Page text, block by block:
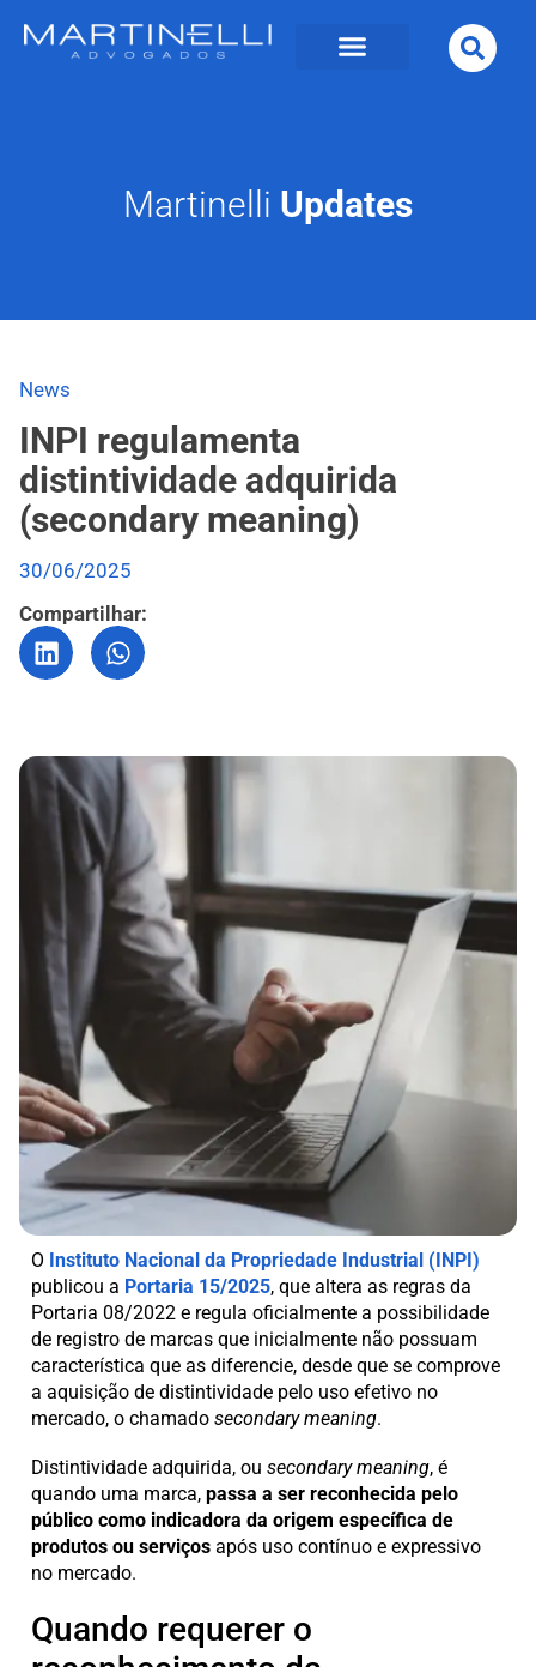
Martinelli Updates
News
INPI regulamenta
distintividade adquirida
(secondary meaning)
30/06/2025
Compartilhar:
O Instituto Nacional da Propriedade Industrial (INPI)
publicou a Portaria 15/2025, que altera as regras da
Portaria 08/2022 e regula oficialmente a possibilidade
de registro de marcas que inicialmente não possuam
característica que as diferencie, desde que se comprove
a aquisição de distintividade pelo uso efetivo no
mercado, o chamado secondary meaning.
Distintividade adquirida, ou secondary meaning, é
quando uma marca, passa a ser reconhecida pelo
público como indicadora da origem específica de
produtos ou serviços após uso contínuo e expressivo
no mercado.
Quando requerer o